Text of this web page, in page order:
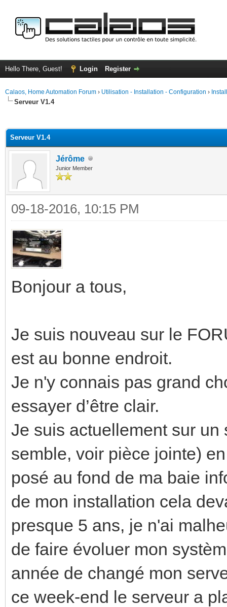
Hello There, Guest! Login Register
Calaos, Home Automation Forum › Utilisation - Installation - Configuration ›
Serveur V1.4
Serveur V1.4
Jérôme
Junior Member
09-18-2016, 10:15 PM
Bonjour a tous,
Je suis nouveau sur le
est au bonne endroit.
Je n'y connais pas grand
essayer d’être clair.
Je suis actuellement sur
semble, voir pièce jointe)
posé au fond de ma baie
de mon installation cela
presque 5 ans, je n'ai
de faire évoluer mon
année de changé mon
ce week-end le serveur a